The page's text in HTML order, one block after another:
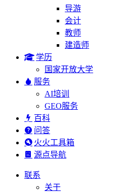
导游
会计
教师
建造师
学历
国家开放大学
服务
AI培训
GEO服务
百科
问答
火火工具箱
源点导航
联系
关于